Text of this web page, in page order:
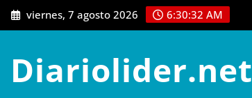
Saltar
al
viernes, 7 agosto 2026 6:30:34 AM
Diariolider.net